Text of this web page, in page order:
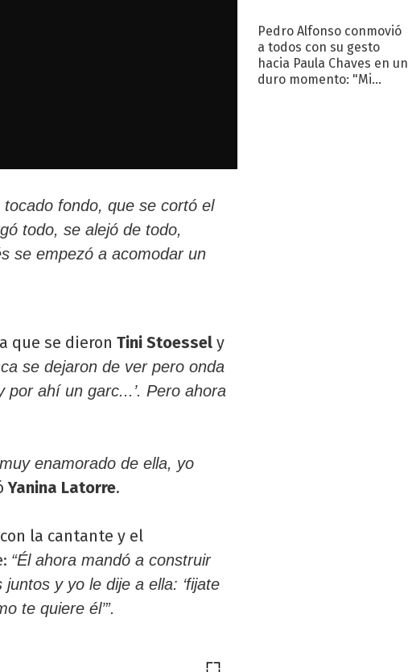
fondo, que se cortó el
todo, se alejó de todo,
se empezó a acomodar un
que se dieron Tini Stoessel y
se dejaron de ver pero onda
por ahí un garc...’. Pero ahora
enamorado de ella, yo
Yanina Latorre.
la cantante y el
“Él ahora mandó a construir
y yo le dije a ella: ‘fijate
te quiere él’”.
Pedro Alfonso conmovió
a todos con su gesto
hacia Paula Chaves en un
duro momento: "Mi